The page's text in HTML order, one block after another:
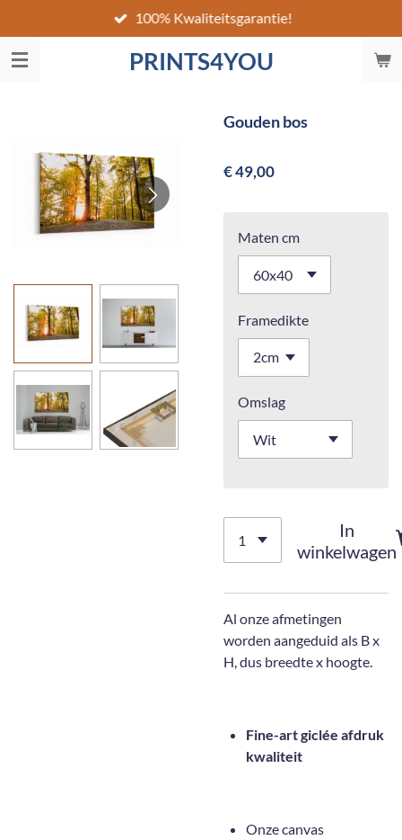
direct
naar
PRINTS4YOU
100% Kwaliteitsgarantie!
Gouden bos
€ 49,00
Maten cm
Framedikte
Omslag
In
winkelwagen
Al onze afmetingen
worden aangeduid als B x
H, dus breedte x hoogte.
Fine-art giclée afdruk
kwaliteit
Onze canvas